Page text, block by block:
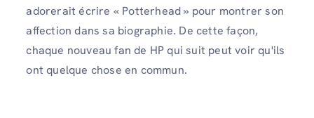
adorerait écrire « Potterhead » pour montrer son
affection dans sa biographie. De cette façon,
chaque nouveau fan de HP qui suit peut voir qu'ils
ont quelque chose en commun.